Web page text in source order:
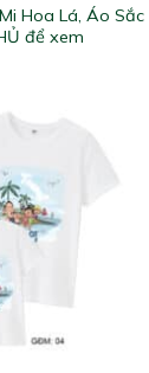
Hoa Lá, Áo Sắc
để xem